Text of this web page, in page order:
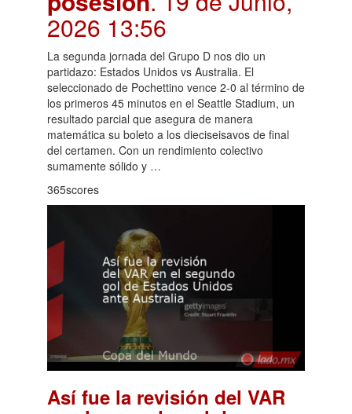
2026 13:56
La segunda jornada del Grupo D nos dio un
partidazo: Estados Unidos vs Australia. El
seleccionado de Pochettino vence 2-0 al término de
los primeros 45 minutos en el Seattle Stadium, un
resultado parcial que asegura de manera
matemática su boleto a los dieciseisavos de final
del certamen. Con un rendimiento colectivo
sumamente sólido y …
365scores
Así fue la revisión del VAR